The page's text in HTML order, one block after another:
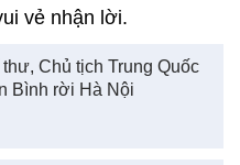
vẻ nhận lời.
Chủ tịch Trung Quốc
Bình rời Hà Nội